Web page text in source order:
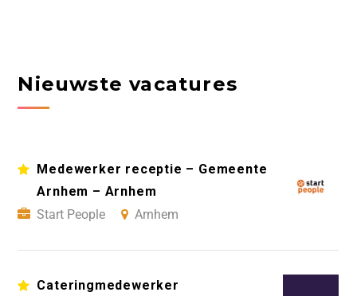
Nieuwste vacatures
Medewerker receptie – Gemeente
Arnhem – Arnhem
Start People
Arnhem
Cateringmedewerker